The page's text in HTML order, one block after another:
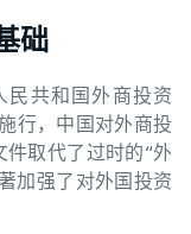
础
民共和国外商投资
行，中国对外商投
取代了过时的“外
加强了对外国投资